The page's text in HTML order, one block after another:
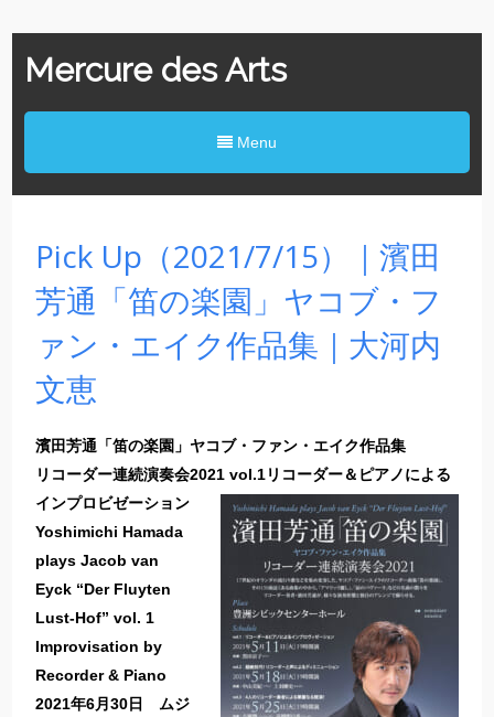
Mercure des Arts
Menu
Pick Up（2021/7/15）｜濱田
芳通「笛の楽園」ヤコブ・フ
ァン・エイク作品集｜大河内
文恵
濱田芳通「笛の楽園」ヤコブ・ファン・エイク作品集
リコーダー連続演奏会2021 vol.1リコーダー＆ピアノによる
インプロビゼーション
Yoshimichi Hamada
plays Jacob van
Eyck “Der Fluyten
Lust-Hof” vol. 1
Improvisation by
Recorder & Piano
2021年6月30日 ムジ